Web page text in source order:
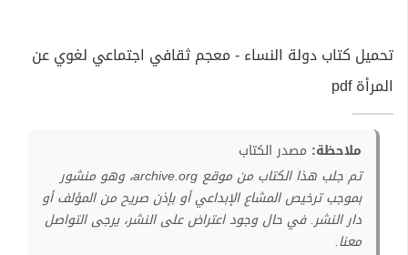
تحميل كتاب دولة النساء - معجم ثقافي اجتماعي لغوي عن
المرأة pdf
ملاحظة: مصدر الكتاب
تم جلب هذا الكتاب من موقع archive.org، وهو منشور
بموجب ترخيص المشاع الإبداعي أو بإذن صريح من المؤلف أو
دار النشر. في حال وجود اعتراض على النشر، يرجى التواصل
معنا.